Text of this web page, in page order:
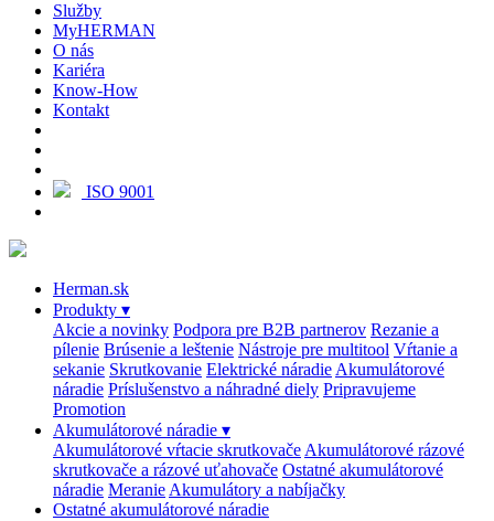
Služby
MyHERMAN
O nás
Kariéra
Know-How
Kontakt
ISO 9001
Herman.sk
Produkty ▾
Akcie a novinky Podpora pre B2B partnerov Rezanie a
pílenie Brúsenie a leštenie Nástroje pre multitool Vŕtanie a
sekanie Skrutkovanie Elektrické náradie Akumulátorové
náradie Príslušenstvo a náhradné diely Pripravujeme
Promotion
Akumulátorové náradie ▾
Akumulátorové vŕtacie skrutkovače Akumulátorové rázové
skrutkovače a rázové uťahovače Ostatné akumulátorové
náradie Meranie Akumulátory a nabíjačky
Ostatné akumulátorové náradie